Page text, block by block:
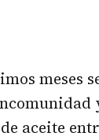
meses
aceite